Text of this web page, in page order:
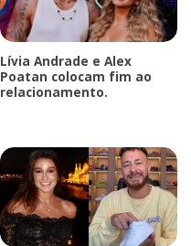
Lívia Andrade e Alex
Poatan colocam fim ao
relacionamento.